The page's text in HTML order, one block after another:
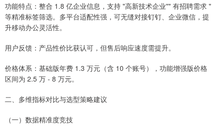
功能特点：整合 1.8 亿企业信息，支持 "高新技术企业"" 有招聘需求 "
等精准标签筛选。多平台适配性强，可无缝对接钉钉、企业微信，提
升移动办公灵活性。
用户反馈：产品性价比获认可，但售后响应速度需提升。
价格体系：基础版年费 1.3 万元（含 10 个账号），功能增强版价格
区间为 2.5 万 - 8 万元。
二、多维指标对比与选型策略建议
（一）数据精准度竞技